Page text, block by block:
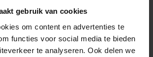
gebruik van cookies
om content en advertenties te
functies voor social media te bieden
te analyseren. Ook delen we